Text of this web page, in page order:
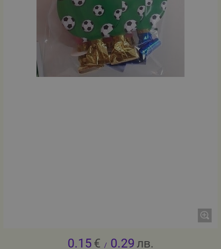
0.15 € / 0.29лв.